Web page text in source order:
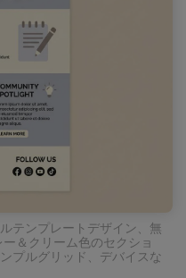
テンプレートデザイン、無
＆クリーム色のセクショ
プルグリッド、デバイスな